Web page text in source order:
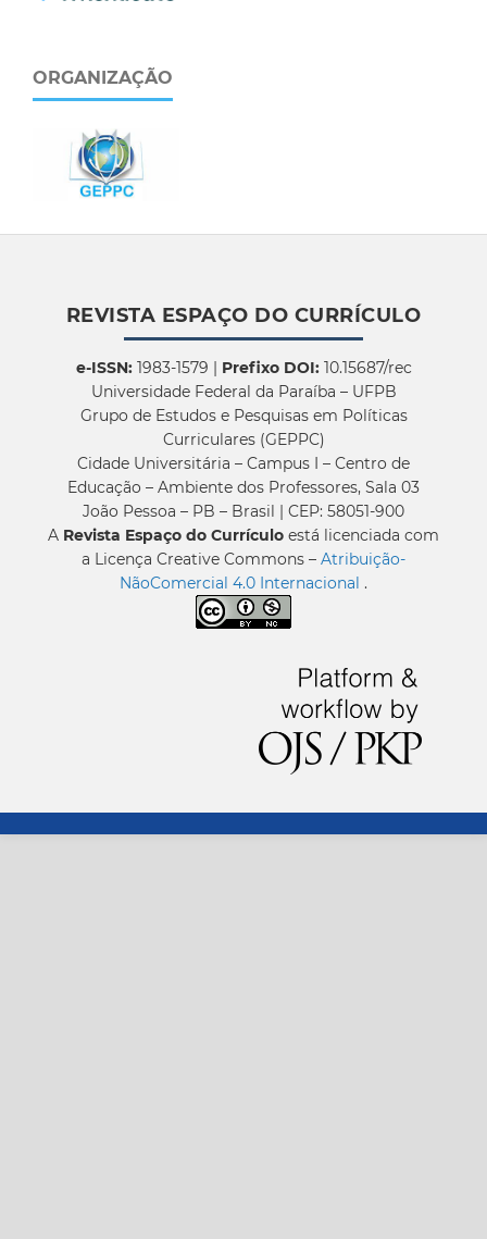
ORGANIZAÇÃO
REVISTA ESPAÇO DO CURRÍCULO
e-ISSN:1983-1579 | Prefixo DOI:10.15687/rec
Universidade Federal da Paraíba – UFPB
Grupo de Estudos e Pesquisas em Políticas
Curriculares (GEPPC)
Cidade Universitária – Campus I – Centro de
Educação – Ambiente dos Professores, Sala 03
João Pessoa – PB – Brasil | CEP: 58051-900
A Revista Espaço do Currículo está licenciada com
a Licença Creative Commons – Atribuição-
NãoComercial 4.0 Internacional .